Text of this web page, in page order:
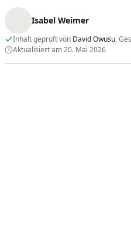
Isabel Weimer
Inhalt geprüft von David Owusu,
Aktualisiert am 20. Mai 2026